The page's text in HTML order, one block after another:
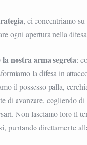
, ci concentriamo
ogni apertura nella
nostra arma segreta:
la difesa in
il possesso palla,
di avanzare, cogliendo di
Non lasciamo loro il
puntando direttamente